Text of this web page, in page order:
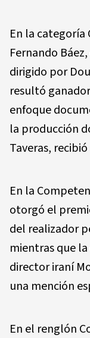
En la
Fernando
dirigido por
resultó
enfoque
la producción
Taveras,
En la
otorgó el
del realizador
mientras que la
director iraní
una mención
En el renglón